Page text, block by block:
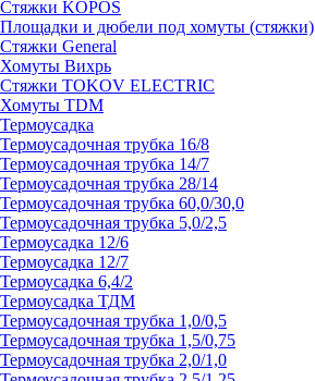
Стяжки KOPOS
Площадки и дюбели под хомуты (стяжки)
Стяжки General
Хомуты Вихрь
Стяжки TOKOV ELECTRIC
Хомуты TDM
Термоусадка
Термоусадочная трубка 16/8
Термоусадочная трубка 14/7
Термоусадочная трубка 28/14
Термоусадочная трубка 60,0/30,0
Термоусадочная трубка 5,0/2,5
Термоусадка 12/6
Термоусадка 12/7
Термоусадка 6,4/2
Термоусадка ТДМ
Термоусадочная трубка 1,0/0,5
Термоусадочная трубка 1,5/0,75
Термоусадочная трубка 2,0/1,0